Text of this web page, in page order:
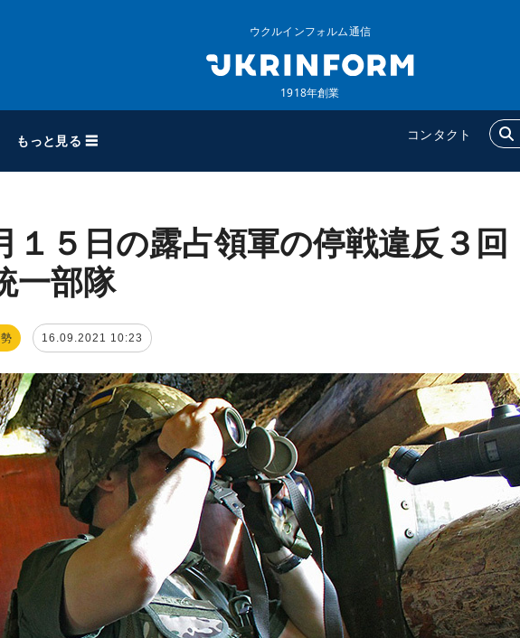
ウクルインフォルム通信
1918年創業
もっと見る ☰ コンタクト
ウクルインフォルム
ウクルインフォルムについ
て
追加
特集
１５日の露占領軍の停戦違反３回
一部隊
16.09.2021 10:23